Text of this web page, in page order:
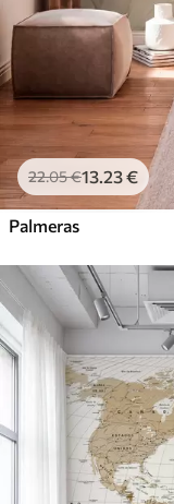
22.05€13 .23€
Palmeras